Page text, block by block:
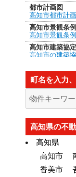
都市計画図
高知市都市計
高知市景観条例
高知市景観条例
高知市建築協定
高知市の建築
高知市の建法
カヤ葺き、ロ
香南市の海抜
香南市の海抜（
高知市大規模
ら
町名を入力
高知県の不
高知県
高知市
香美市